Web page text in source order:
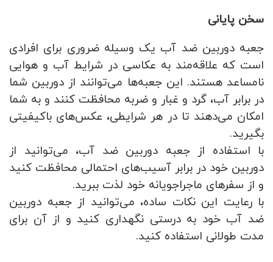
سخن پایانی
جعبه دوربین ضد آب یک وسیله ضروری برای افرادی
است که علاقه‌مند به عکاسی در شرایط آب و هوایی
نامساعد هستند. این جعبه‌ها می‌توانند از دوربین شما
در برابر آب، گرد و غبار و ضربه محافظت کنند و به شما
امکان می‌دهند تا در هر شرایطی، عکس‌های باکیفیتی
بگیرید.
با استفاده از جعبه دوربین ضد آب، می‌توانید از
دوربین خود در برابر آسیب‌های احتمالی محافظت کنید
و از سفرهای ماجراجویانه خود لذت ببرید.
با رعایت این نکات ساده، می‌توانید از جعبه دوربین
ضد آب خود به درستی نگهداری کنید و از آن برای
مدت طولانی استفاده کنید.